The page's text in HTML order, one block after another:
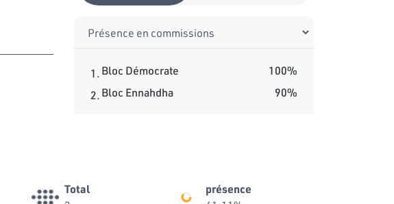
1.Bloc Démocrate
100%
2.Bloc Ennahdha 90%
Total
présence